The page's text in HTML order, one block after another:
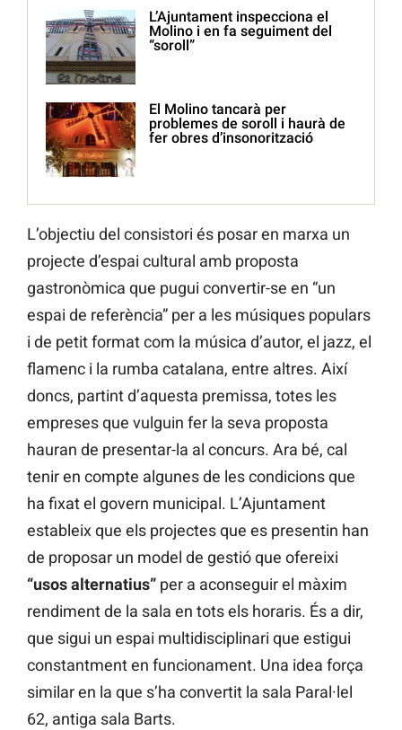
L’Ajuntament inspecciona el
Molino i en fa seguiment del
“soroll”
El Molino tancarà per
problemes de soroll i haurà de
fer obres d’insonorització
L’objectiu del consistori és posar en marxa un
projecte d’espai cultural amb proposta
gastronòmica que pugui convertir-se en “un
espai de referència” per a les músiques populars
i de petit format com la música d’autor, el jazz, el
flamenc i la rumba catalana, entre altres. Així
doncs, partint d’aquesta premissa, totes les
empreses que vulguin fer la seva proposta
hauran de presentar-la al concurs. Ara bé, cal
tenir en compte algunes de les condicions que
ha fixat el govern municipal. L’Ajuntament
estableix que els projectes que es presentin han
de proposar un model de gestió que ofereixi
“usos alternatius” per a aconseguir el màxim
rendiment de la sala en tots els horaris. És a dir,
que sigui un espai multidisciplinari que estigui
constantment en funcionament. Una idea força
similar en la que s’ha convertit la sala Paral·lel
62, antiga sala Barts.